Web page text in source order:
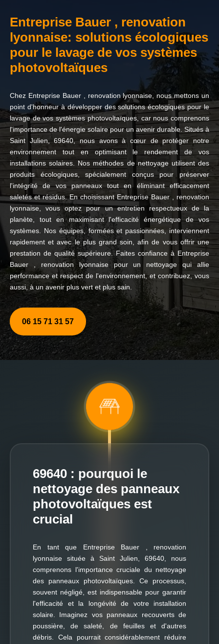
Entreprise Bauer , renovation
lyonnaise: solutions écologiques
pour le lavage de vos systèmes
photovoltaïques
Chez Entreprise Bauer , renovation lyonnaise, nous mettons un
point d'honneur à développer des solutions écologiques pour le
lavage de vos systèmes photovoltaïques, car nous comprenons
l'importance de l'énergie solaire pour un avenir durable. Situés à
Saint Julien, 69640, nous avons à cœur de protéger notre
environnement tout en optimisant le rendement de vos
installations solaires. Nos méthodes de nettoyage utilisent des
produits écologiques, spécialement conçus pour préserver
l'intégrité de vos panneaux tout en éliminant efficacement
saletés et résidus. En choisissant Entreprise Bauer , renovation
lyonnaise, vous optez pour un entretien respectueux de la
planète, tout en maximisant l'efficacité énergétique de vos
systèmes. Nos équipes, formées et passionnées, interviennent
rapidement et avec le plus grand soin, afin de vous offrir une
prestation de qualité supérieure. Faites confiance à Entreprise
Bauer , renovation lyonnaise pour un nettoyage qui allie
performance et respect de l'environnement, et contribuez, vous
aussi, à un avenir plus vert et plus sain.
06 15 71 31 57
69640 : pourquoi le
nettoyage des panneaux
photovoltaïques est
crucial
En tant que Entreprise Bauer , renovation
lyonnaise située à Saint Julien, 69640, nous
comprenons l'importance cruciale du nettoyage
des panneaux photovoltaïques. Ce processus,
souvent négligé, est indispensable pour garantir
l'efficacité et la longévité de votre installation
solaire. Imaginez vos panneaux recouverts de
poussière, de saleté, de feuilles et d'autres
débris. Cela pourrait considérablement réduire